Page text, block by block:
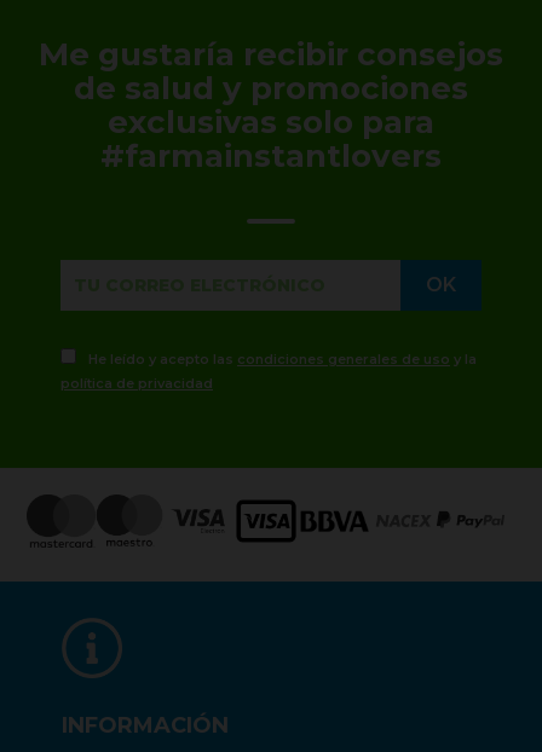
Me gustaría recibir consejos
de salud y promociones
exclusivas solo para
#farmainstantlovers
He leído y acepto las condiciones generales de uso y la
política de privacidad
INFORMACIÓN